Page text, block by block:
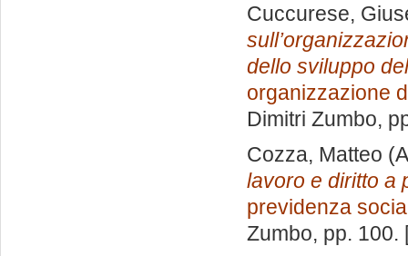
Cuccurese,
dello sviluppo
organizzazione
Dimitri Zumbo,
Cozza, Matteo
lavoro e diritto a
previdenza
Zumbo, pp. 100.